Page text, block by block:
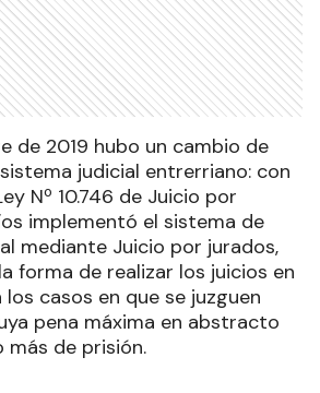
de 2019 hubo un cambio de
judicial entrerriano: con
Nº 10.746 de Juicio por
implementó el sistema de
mediante Juicio por jurados,
forma de realizar los juicios en
casos en que se juzguen
pena máxima en abstracto
más de prisión.